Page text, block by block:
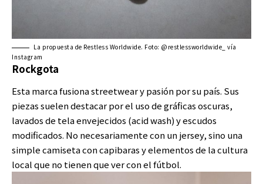
La propuesta de Restless Worldwide. Foto: @restlessworldwide_ vía
Instagram
Rockgota
Esta marca fusiona streetwear y pasión por su país. Sus
piezas suelen destacar por el uso de gráficas oscuras,
lavados de tela envejecidos (acid wash) y escudos
modificados. No necesariamente con un jersey, sino una
simple camiseta con capibaras y elementos de la cultura
local que no tienen que ver con el fútbol.